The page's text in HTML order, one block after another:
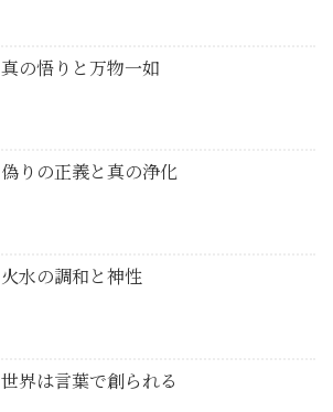
真の悟りと万物一如
偽りの正義と真の浄化
火水の調和と神性
世界は言葉で創られる